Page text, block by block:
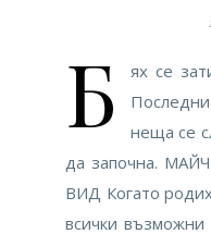
Б
ях се
неща се
да започна.
ВИД Когато
всички